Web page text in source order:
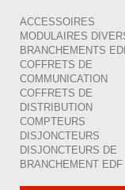
ACCESSOIRES
MODULAIRES
BRANCHEMENTS
COFFRETS DE
COMMUNICATION
COFFRETS DE
DISTRIBUTION
COMPTEURS
DISJONCTEURS
DISJONCTEURS DE
BRANCHEMENT EDF